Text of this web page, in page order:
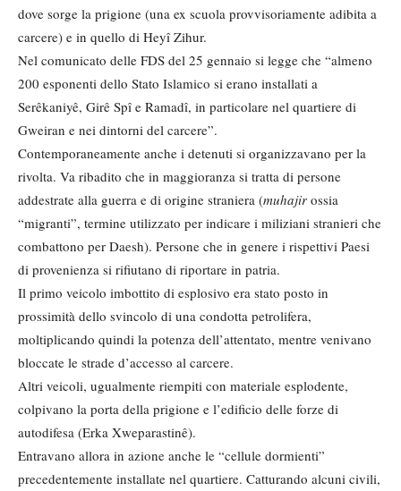
dove sorge la prigione (una ex scuola provvisoriamente adibita a
carcere) e in quello di Heyî Zihur.
Nel comunicato delle FDS del 25 gennaio si legge che “almeno
200 esponenti dello Stato Islamico si erano installati a
Serêkaniyê, Girê Spî e Ramadî, in particolare nel quartiere di
Gweiran e nei dintorni del carcere”.
Contemporaneamente anche i detenuti si organizzavano per la
rivolta. Va ribadito che in maggioranza si tratta di persone
addestrate alla guerra e di origine straniera (muhajir ossia
“migranti”, termine utilizzato per indicare i miliziani stranieri che
combattono per Daesh). Persone che in genere i rispettivi Paesi
di provenienza si rifiutano di riportare in patria.
Il primo veicolo imbottito di esplosivo era stato posto in
prossimità dello svincolo di una condotta petrolifera,
moltiplicando quindi la potenza dell’attentato, mentre venivano
bloccate le strade d’accesso al carcere.
Altri veicoli, ugualmente riempiti con materiale esplodente,
colpivano la porta della prigione e l’edificio delle forze di
autodifesa (Erka Xweparastinê).
Entravano allora in azione anche le “cellule dormienti”
precedentemente installate nel quartiere. Catturando alcuni civili,